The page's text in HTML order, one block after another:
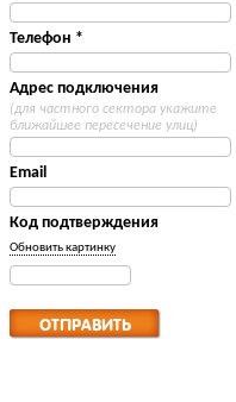
Телефон *
Адрес подключения
(для частного сектора укажите
ближайшее пересечение улиц)
Email
Код подтверждения
Обновить картинку